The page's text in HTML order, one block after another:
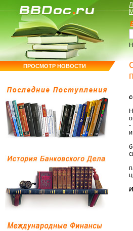
ПРОСМОТР НОВОСТИ
-